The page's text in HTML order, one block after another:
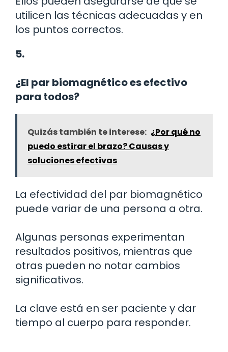
utilicen las técnicas adecuadas y en
los puntos correctos.
5.
¿El par biomagnético es efectivo
para todos?
Quizás también te interese: ¿Por qué no
puedo estirar el brazo? Causas y
soluciones efectivas
La efectividad del par biomagnético
puede variar de una persona a otra.
Algunas personas experimentan
resultados positivos, mientras que
otras pueden no notar cambios
significativos.
La clave está en ser paciente y dar
tiempo al cuerpo para responder.